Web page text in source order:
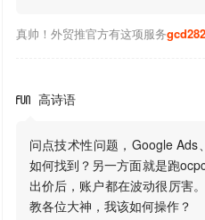
真帅！外贸推官方有这项服务
 高诗语
问点技术性问题，Google
如何找到？另一方面就是跑
出价后，账户都在波动很厉害
教各位大神，我该如何操作？